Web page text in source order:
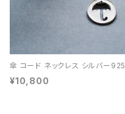
傘 コード ネックレス シルバー925
¥10,800